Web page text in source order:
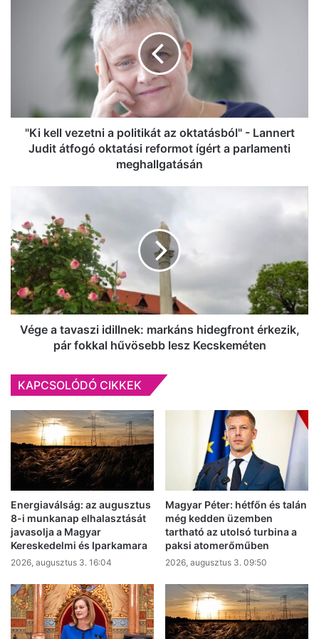
Lannert
Judit
átfogó
parlamenti
meghallgatásán
"Ki kell vezetni a politikát az oktatásból" - Lannert
Judit átfogó oktatási reformot ígért a parlamenti
meghallgatásán
tavaszi
idillnek:
markáns
hidegfront
érkezik,
pár
fokkal
hűvösebb
Vége a tavaszi idillnek: markáns hidegfront érkezik,
pár fokkal hűvösebb lesz Kecskeméten
KAPCSOLÓDÓ CIKKEK
Energiaválság: az augusztus
8-i munkanap elhalasztását
javasolja a Magyar
Kereskedelmi és Iparkamara
2026, augusztus 3. 16:04
Magyar Péter: hétfőn és talán
még kedden üzemben
tartható az utolsó turbina a
paksi atomerőműben
2026, augusztus 3. 09:50